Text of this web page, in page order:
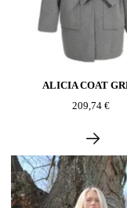
ALICIA COAT
209,74 €